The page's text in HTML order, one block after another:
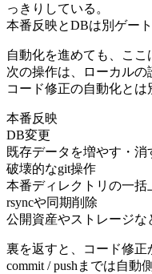
っきりしている。
本番反映とDBは別ゲー
自動化を進めても、ここ
次の操作は、ローカルの
コード修正の自動化とは
本番反映
DB変更
既存データを増やす・
破壊的なgit操作
本番ディレクトリの一括
rsyncや同期削除
公開資産やストレージ
裏を返すと、コード修
commit / pushまでは自動